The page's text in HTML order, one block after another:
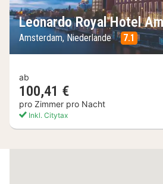
Leonardo Royal Hotel
Amsterdam, Niederlande 7.1
ab
100,41 €
pro Zimmer pro Nacht
Inkl. Citytax